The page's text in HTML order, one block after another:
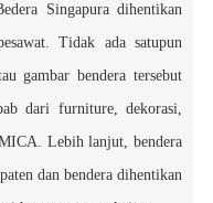
Singapura dihentikan
Tidak ada satupun
gambar bendera tersebut
dari furniture, dekorasi,
Lebih lanjut, bendera
dan bendera dihentikan